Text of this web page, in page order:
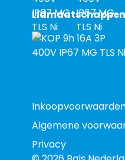
Lidmaatschappen
Algemene
Privacy